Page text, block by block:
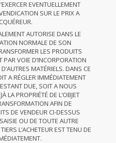
EVENTUELLEMENT
SUR LE PRIX A
AUTORISE DANS LE
NORMALE DE SON
LES PRODUITS
PAR VOIE D’INCORPORATION
MATÉRIELS. DANS CE
A RÉGLER IMMÉDIATEMENT
DUE, SOIT A NOUS
LA PROPRIÉTÉ DE L’OBJET
AFIN DE
DE VENDEUR CI-DESSUS
OU DE TOUTE AUTRE
L’ACHETEUR EST TENU DE